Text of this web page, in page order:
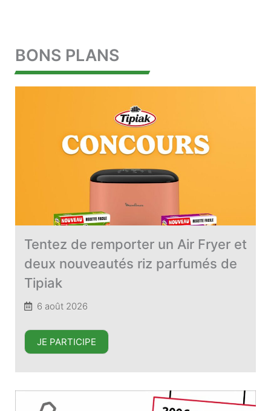
BONS PLANS
Tentez de remporter un Air Fryer et
deux nouveautés riz parfumés de
Tipiak
6 août 2026
JE PARTICIPE